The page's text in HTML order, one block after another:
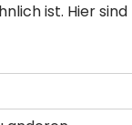
ist. Hier sind